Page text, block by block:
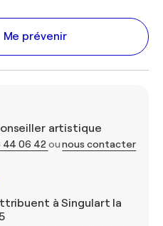
Me prévenir
artistique
44 06 42 ounous contacter
à Singulart la